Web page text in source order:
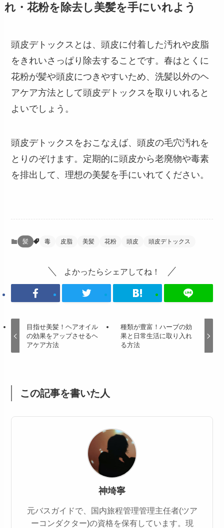
れ・花粉を除去し美髪を手にいれよう
頭皮デトックスとは、頭皮に付着した汚れや皮脂
をきれいさっぱり除去することです。春はとくに
花粉が髪や頭皮につきやすいため、洗髪以外のヘ
アケア方法として頭皮デトックスを取りいれると
よいでしょう。
頭皮デトックスをおこなえば、頭皮の毛穴汚れを
とりのぞけます。定期的に頭皮から老廃物や毒素
を排出して、理想の美髪を手にいれてください。
髪 毒 皮脂 美髪 花粉 頭皮 頭皮デトックス
よかったらシェアしてね！
目指せ美髪！ヘアオイル
の効果をアップさせるヘ
アケア方法
種類が豊富！ハーブの効
果と日常生活に取り入れ
る方法
この記事を書いた人
神埼寧
元バスガイドで、国内旅程管理管理主任者(ツア
ーコンダクター)の資格を保有しています。現